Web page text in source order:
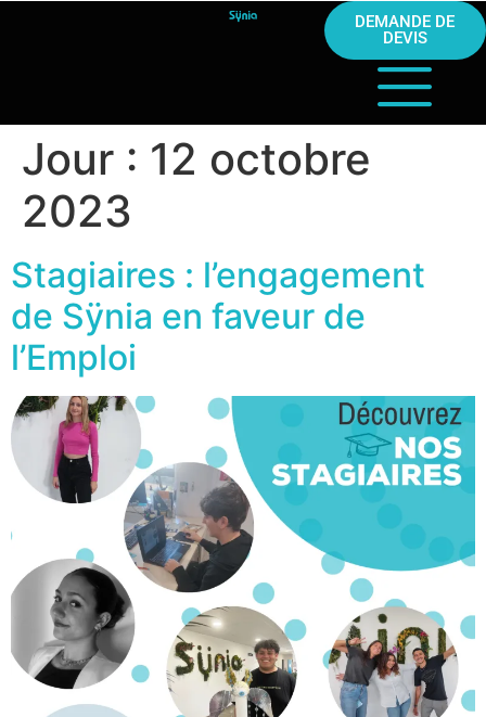
DEMANDE DE
DEVIS
Jour : 12 octobre
2023
Stagiaires : l’engagement
de Sÿnia en faveur de
l’Emploi